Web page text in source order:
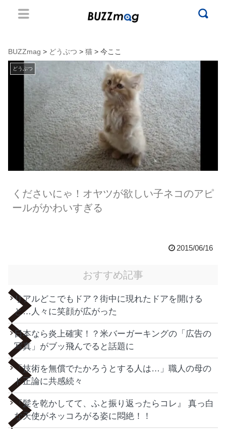
BUZZmag > どうぶつ > 猫 > 今ここ
どうぶつ
くださいにゃ！オヤツが欲しい子ネコのアピ
ールがかわいすぎる
2015/06/16
おすすめ記事
リアルどこでもドア？街中に現れたドアを開ける
と…人々に笑顔が広がった
日本なら炎上確実！？米バーガーキングの「広告の
写真」がブッ飛んでると話題に
「技術を無償でたかろうとする人は…」職人の母の
ド正論に共感続々
『髪を乾かしてて、ふと振り返ったらコレ』 真っ白
な天使がネッコろがる姿に悶絶！！